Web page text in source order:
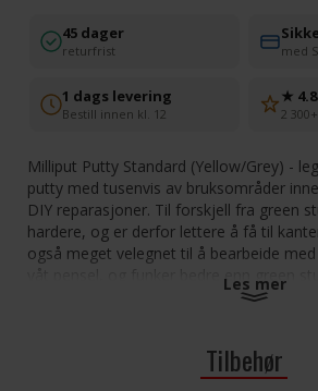
45 dager
returfrist med
1 dags levering
Bestill innen kl. 12
★
2
Milliput Putty Standard (Yellow/Grey) -
putty med tusenvis av bruksområder
DIY reparasjoner. Til forskjell fra green
hardere, og er derfor lettere å få til
også meget velegnet til å bearbeide
våt pensel, og funker bedre enn green
minutter. Kan drilles, pusses, sages og
Les mer
Tilbehør